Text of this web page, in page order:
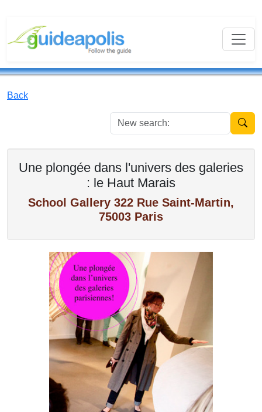
Back
New
Une plongée dans l'univers des galeries
: le Haut Marais
School Gallery 322 Rue Saint-Martin,
75003 Paris
Previous